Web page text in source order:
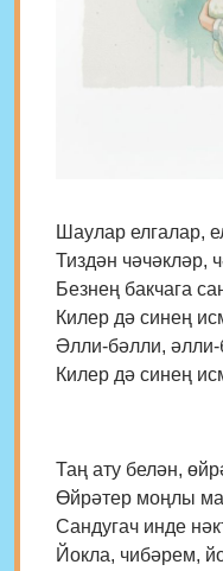
Шаулар елгалар,
Тиздән чәчәкләр,
Безнең бакчага
Килер дә синең
Әлли-бәлли, әлли-
Килер дә синең
Таң ату белән,
Өйрәтер моңлы
Сандугач инде
Йокла, чибәрем,